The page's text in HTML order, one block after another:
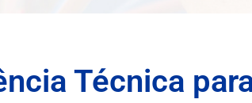
Técnica